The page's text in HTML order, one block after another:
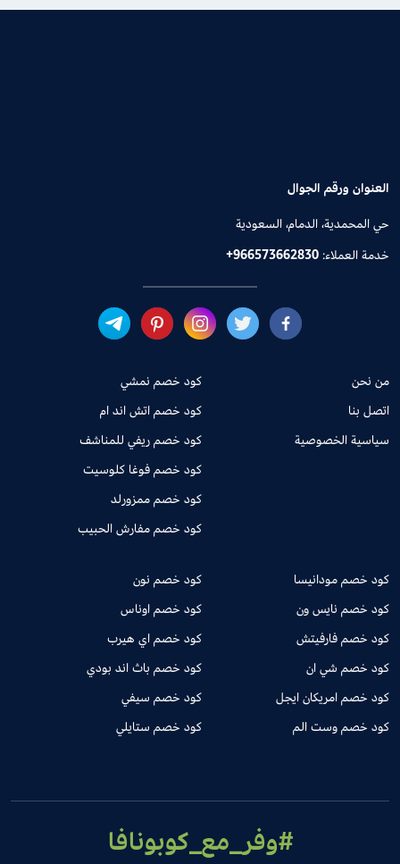
العنوان ورقم الجوال
حي المحمدية، الدمام، السعودية
خدمة العملاء:+966573662830
من نحن
اتصل بنا
سياسية الخصوصية
كود خصم نمشي
كود خصم اتش اند ام
كود خصم ريفي للمناشف
كود خصم فوغا كلوسيت
كود خصم ممزورلد
كود خصم مفارش الحبيب
كود خصم مودانيسا
كود خصم نايس ون
كود خصم فارفيتش
كود خصم شي ان
كود خصم امريكان ايجل
كود خصم وست الم
كود خصم نون
كود خصم اوناس
كود خصم اي هيرب
كود خصم باث اند بودي
كود خصم سيفي
كود خصم ستايلي
#وفر_مع_كوبونافا